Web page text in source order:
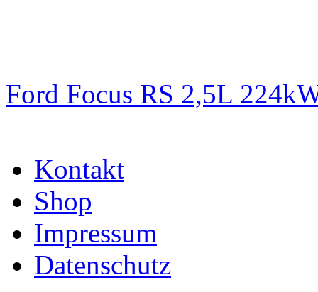
Ford Focus RS 2,5L
Kontakt
Shop
Impressum
Datenschutz